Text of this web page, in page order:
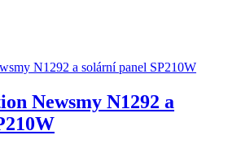
Newsmy N1292 a